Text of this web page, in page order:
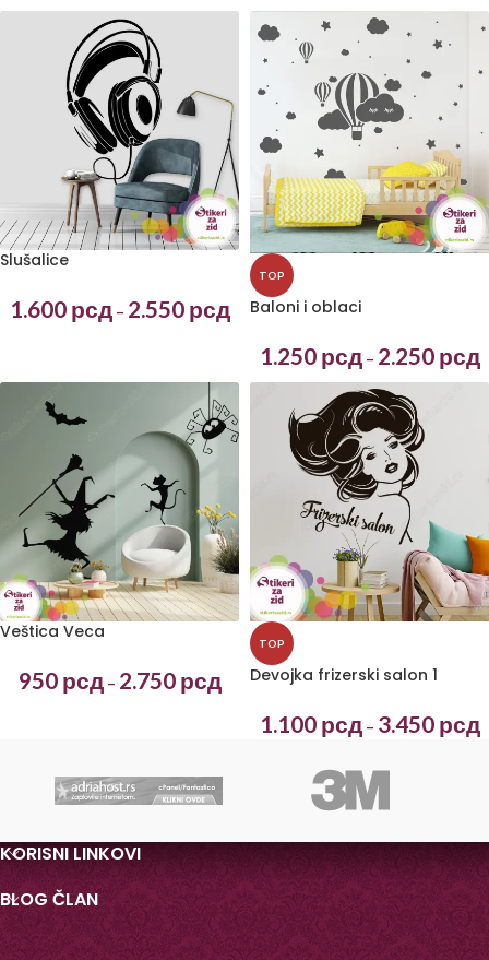
Slušalice
1.600 рсд – 2.550 рсд
TOP
Baloni i oblaci
1.250 рсд – 2.250 рсд
Veštica Veca
950 рсд – 2.750 рсд
TOP
Devojka frizerski salon 1
1.100 рсд – 3.450 рсд
KORISNI LINKOVI
BLOG ČLAN